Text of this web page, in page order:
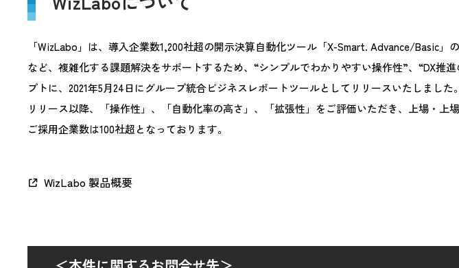
「WizLabo」は、導入企業数1,200社超の開示決算自動化ツール「X-Smart. Advance/Basic
など、複雑化する課題解決をサポートするため、“シンプルでわかりやすい操作性”、“DX
プトに、2021年5月24日にグループ統合ビジネスレポートツールとしてリリースいたしました。
リリース以降、「操作性」、「自動化率の高さ」、「拡張性」をご評価いただき、上場・上
ご採用企業数は100社超となっております。
WizLabo 製品概要